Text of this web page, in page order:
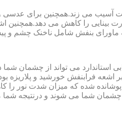
را کاهش می دهد.همچنین
ماورای بنفش شامل ناخنک چشم
استاندارد می تواند از چشمان
استاندارد باید داشته باشد می توان به محافظت 100
شده که میزان شدت نور را
شما می شوند و درنتیجه شما